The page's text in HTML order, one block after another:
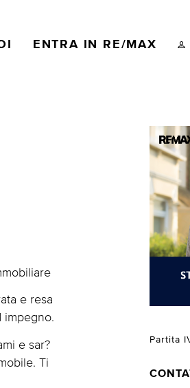
ENTRA IN RE/MAX
Partita
e resa
impegno.
e sar?
Ti